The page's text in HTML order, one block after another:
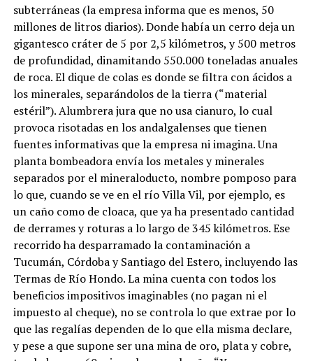
subterráneas (la empresa informa que es menos, 50
millones de litros diarios). Donde había un cerro deja un
gigantesco cráter de 5 por 2,5 kilómetros, y 500 metros
de profundidad, dinamitando 550.000 toneladas anuales
de roca. El dique de colas es donde se filtra con ácidos a
los minerales, separándolos de la tierra (“material
estéril”). Alumbrera jura que no usa cianuro, lo cual
provoca risotadas en los andalgalenses que tienen
fuentes informativas que la empresa ni imagina. Una
planta bombeadora envía los metales y minerales
separados por el mineraloducto, nombre pomposo para
lo que, cuando se ve en el río Villa Vil, por ejemplo, es
un caño como de cloaca, que ya ha presentado cantidad
de derrames y roturas a lo largo de 345 kilómetros. Ese
recorrido ha desparramado la contaminación a
Tucumán, Córdoba y Santiago del Estero, incluyendo las
Termas de Río Hondo. La mina cuenta con todos los
beneficios impositivos imaginables (no pagan ni el
impuesto al cheque), no se controla lo que extrae por lo
que las regalías dependen de lo que ella misma declare,
y pese a que supone ser una mina de oro, plata y cobre,